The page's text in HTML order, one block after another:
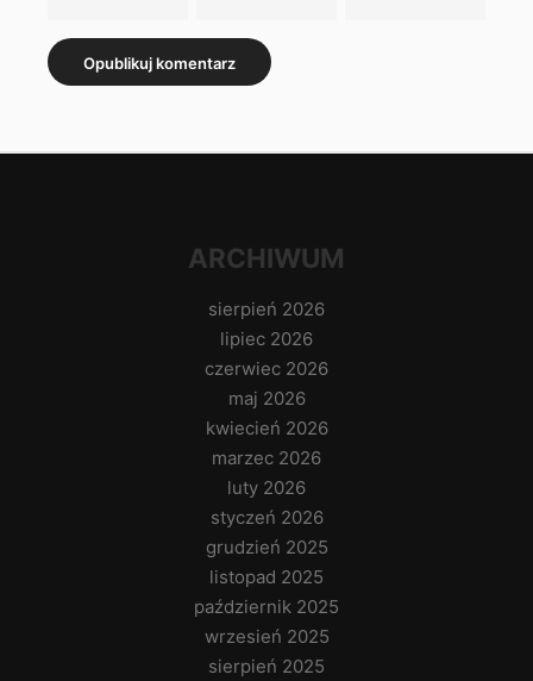
ARCHIWUM
sierpień 2026
lipiec 2026
czerwiec 2026
maj 2026
kwiecień 2026
marzec 2026
luty 2026
styczeń 2026
grudzień 2025
listopad 2025
październik 2025
wrzesień 2025
sierpień 2025